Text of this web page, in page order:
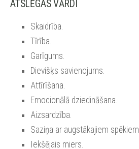
ATSLĒGAS VĀRDI
Skaidrība.
Tīrība.
Garīgums.
Dievišķs savienojums.
Attīrīšana.
Emocionālā dziedināšana.
Aizsardzība.
Saziņa ar augstākajiem spēkiem.
Iekšējais miers.